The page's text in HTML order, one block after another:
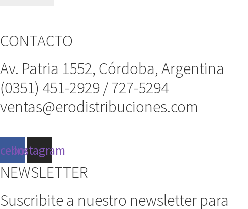
CONTACTO
Av. Patria 1552, Córdoba, Argentina
(0351) 451-2929 / 727-5294
ventas@erodistribuciones.com
Instagram
NEWSLETTER
Suscribite a nuestro newsletter para